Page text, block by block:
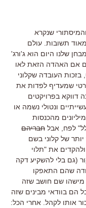
שנקרא
תשובות. עולם
שלנו היום הוא ג'ורג'
אם האהדה הזאת לאו
העובדה שקלוני
שמעדיף לפדות את
דווקא בפרויקטים
ונטולי נשמה או
מהכנסות
לפח, אבל חבריהם
יותר של קלוני בשם
את "תלוי
(גם בלי להשקיע דקה
שהם התאפקו
אם מישהו שם חושב שזה
הם בוודאי מבינים שזה
אותו לקהל. אחרי הכל: